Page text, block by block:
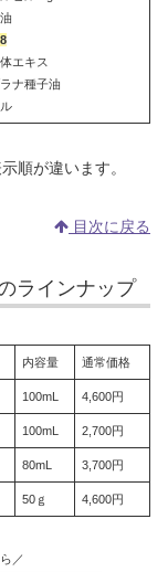
エキス
ナ種子油
順が違います。
目次に戻る
ラインナップ
内容量 通常価格
100mL 4,600円
100mL 2,700円
80mL 3,700円
50ｇ 4,600円
／